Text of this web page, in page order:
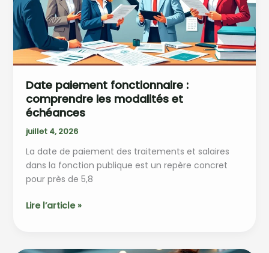
Date paiement fonctionnaire :
comprendre les modalités et
échéances
juillet 4, 2026
La date de paiement des traitements et salaires
dans la fonction publique est un repère concret
pour près de 5,8
Date
:
Lire l’article »